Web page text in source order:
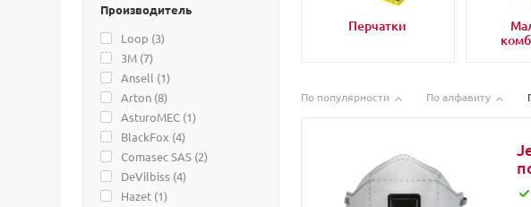
Производитель
Loop (3)
3M (7)
Ansell (1)
Arton (8)
AsturoMEC (1)
BlackFox (4)
Comasec SAS (2)
DeVilbiss (4)
Hazet (1)
Перчатки
По популярности По алфавиту